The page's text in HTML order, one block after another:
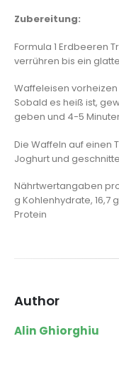
Zubereitung:
Formula 1 Erdbeeren
verrühren bis ein
Waffeleisen
Sobald es heiß ist,
geben und 4-5
Die Waffeln auf einen
Joghurt und
Nährtwertangaben pro
g Kohlenhydrate, 16,7
Protein
Author
Alin Ghiorghiu